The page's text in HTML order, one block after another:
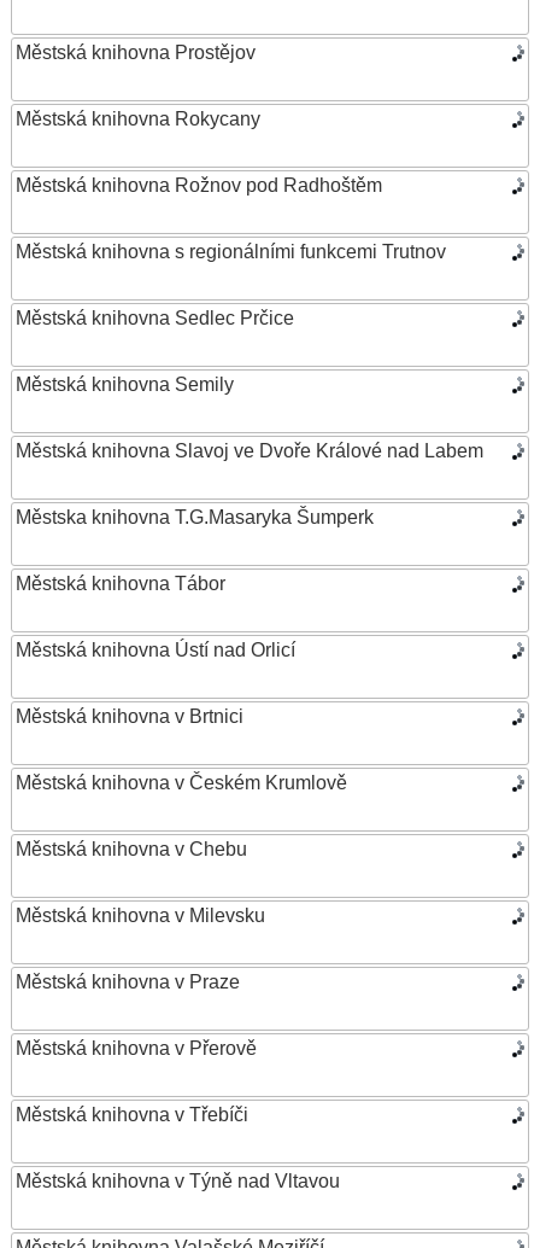
Městská knihovna Prostějov
Městská knihovna Rokycany
Městská knihovna Rožnov pod Radhoštěm
Městská knihovna s regionálními funkcemi Trutnov
Městská knihovna Sedlec Prčice
Městská knihovna Semily
Městská knihovna Slavoj ve Dvoře Králové nad Labem
Městska knihovna T.G.Masaryka Šumperk
Městská knihovna Tábor
Městská knihovna Ústí nad Orlicí
Městská knihovna v Brtnici
Městská knihovna v Českém Krumlově
Městská knihovna v Chebu
Městská knihovna v Milevsku
Městská knihovna v Praze
Městská knihovna v Přerově
Městská knihovna v Třebíči
Městská knihovna v Týně nad Vltavou